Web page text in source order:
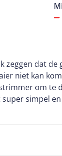
zeggen dat
niet kan
om te
simpel
dat de
kunnen zijn.